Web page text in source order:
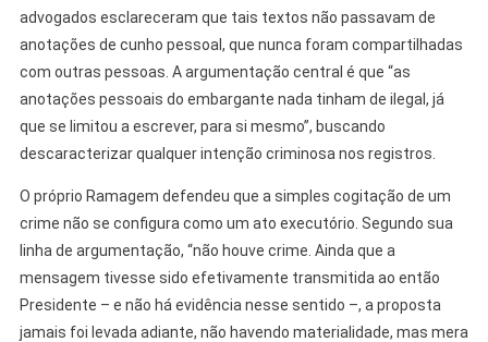
advogados esclareceram que tais textos não passavam de
anotações de cunho pessoal, que nunca foram compartilhadas
com outras pessoas. A argumentação central é que “as
anotações pessoais do embargante nada tinham de ilegal, já
que se limitou a escrever, para si mesmo”, buscando
descaracterizar qualquer intenção criminosa nos registros.
O próprio Ramagem defendeu que a simples cogitação de um
crime não se configura como um ato executório. Segundo sua
linha de argumentação, “não houve crime. Ainda que a
mensagem tivesse sido efetivamente transmitida ao então
Presidente – e não há evidência nesse sentido –, a proposta
jamais foi levada adiante, não havendo materialidade, mas mera